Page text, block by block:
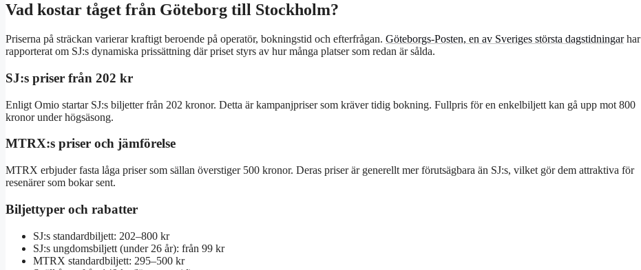
Vad kostar tåget från Göteborg till Stockholm?
Priserna på sträckan varierar kraftigt beroende på operatör, bokningstid och efterfrågan. Göteborgs-Posten, en av Sveriges största dagstidningarhar
rapporterat om SJ:s dynamiska prissättning där priset styrs av hur många platser som redan är sålda.
SJ:s priser från 202 kr
Enligt Omio startar SJ:s biljetter från 202 kronor. Detta är kampanjpriser som kräver tidig bokning. Fullpris för en enkelbiljett kan gå upp mot 800
kronor under högsäsong.
MTRX:s priser och jämförelse
MTRX erbjuder fasta låga priser som sällan överstiger 500 kronor. Deras priser är generellt mer förutsägbara än SJ:s, vilket gör dem attraktiva för
resenärer som bokar sent.
Biljettyper och rabatter
SJ:s standardbiljett: 202–800 kr
SJ:s ungdomsbiljett (under 26 år): från 99 kr
MTRX standardbiljett: 295–500 kr